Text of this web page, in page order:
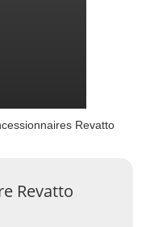
Revatto
Revatto